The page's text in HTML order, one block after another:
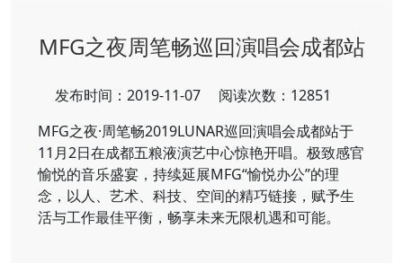
MFG之夜周笔畅巡回演唱会成都站
发布时间：2019-11-07
阅读次数：12851
MFG之夜·周笔畅2019LUNAR巡回演唱会成都站于
11月2日在成都五粮液演艺中心惊艳开唱。极致感官
愉悦的音乐盛宴，持续延展MFG“愉悦办公”的理
念，以人、艺术、科技、空间的精巧链接，赋予生
活与工作最佳平衡，畅享未来无限机遇和可能。